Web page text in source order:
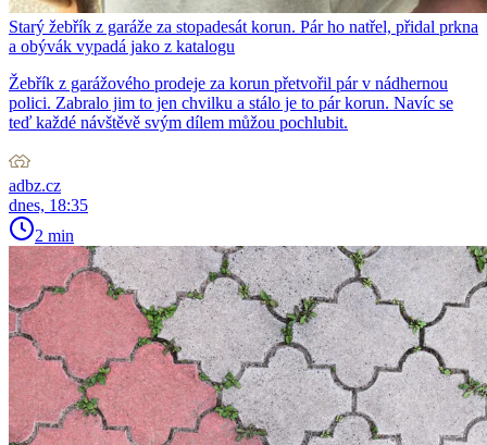
Starý žebřík z garáže za stopadesát korun. Pár ho natřel, přidal prkna
a obývák vypadá jako z katalogu
Žebřík z garážového prodeje za korun přetvořil pár v nádhernou
polici. Zabralo jim to jen chvilku a stálo je to pár korun. Navíc se
teď každé návštěvě svým dílem můžou pochlubit.
adbz.cz
dnes, 18:35
2 min